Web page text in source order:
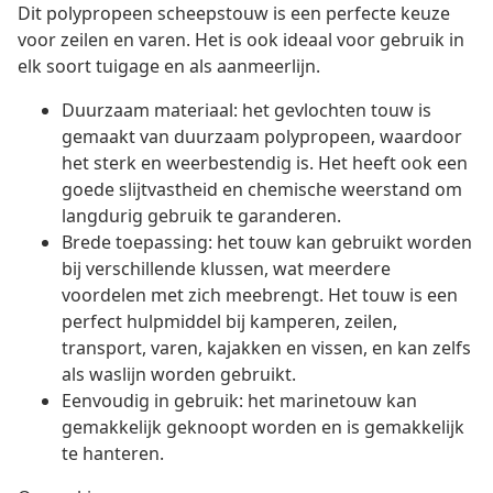
Dit polypropeen scheepstouw is een perfecte keuze
voor zeilen en varen. Het is ook ideaal voor gebruik in
elk soort tuigage en als aanmeerlijn.
Duurzaam materiaal: het gevlochten touw is
gemaakt van duurzaam polypropeen, waardoor
het sterk en weerbestendig is. Het heeft ook een
goede slijtvastheid en chemische weerstand om
langdurig gebruik te garanderen.
Brede toepassing: het touw kan gebruikt worden
bij verschillende klussen, wat meerdere
voordelen met zich meebrengt. Het touw is een
perfect hulpmiddel bij kamperen, zeilen,
transport, varen, kajakken en vissen, en kan zelfs
als waslijn worden gebruikt.
Eenvoudig in gebruik: het marinetouw kan
gemakkelijk geknoopt worden en is gemakkelijk
te hanteren.